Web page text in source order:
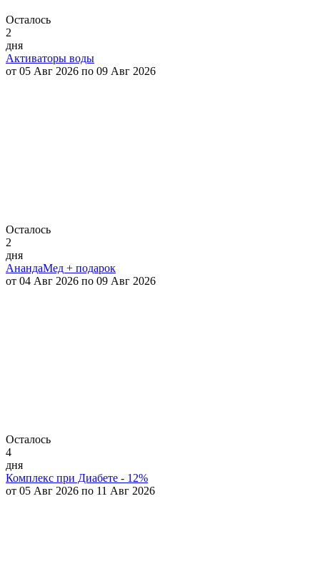
Осталось
2
дня
Активаторы воды
от 05 Авг 2026 по 09 Авг 2026
Осталось
2
дня
АнандаМед + подарок
от 04 Авг 2026 по 09 Авг 2026
Осталось
4
дня
Комплекс при Диабете - 12%
от 05 Авг 2026 по 11 Авг 2026